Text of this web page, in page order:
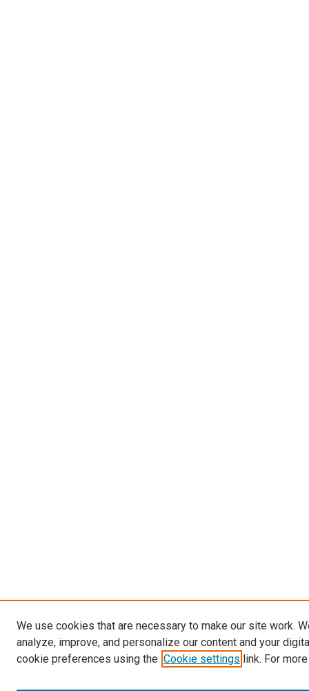
We use cookies that are necessary to make our site work.
analyze, improve, and personalize our content and your
cookie preferences using the Cookie settings link. For